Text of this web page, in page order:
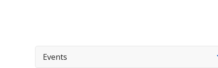
Events